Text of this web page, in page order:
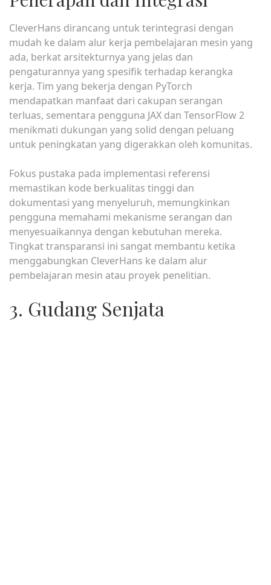
CleverHans dirancang untuk terintegrasi dengan
mudah ke dalam alur kerja pembelajaran mesin yang
ada, berkat arsitekturnya yang jelas dan
pengaturannya yang spesifik terhadap kerangka
kerja. Tim yang bekerja dengan PyTorch
mendapatkan manfaat dari cakupan serangan
terluas, sementara pengguna JAX dan TensorFlow 2
menikmati dukungan yang solid dengan peluang
untuk peningkatan yang digerakkan oleh komunitas.
Fokus pustaka pada implementasi referensi
memastikan kode berkualitas tinggi dan
dokumentasi yang menyeluruh, memungkinkan
pengguna memahami mekanisme serangan dan
menyesuaikannya dengan kebutuhan mereka.
Tingkat transparansi ini sangat membantu ketika
menggabungkan CleverHans ke dalam alur
pembelajaran mesin atau proyek penelitian.
3. Gudang Senjata